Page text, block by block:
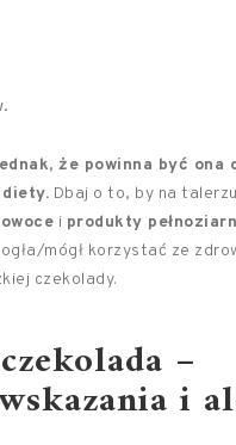
że powinna być ona
Dbaj o to, by na
i produkty
mógł korzystać ze
czekolady.
–
i